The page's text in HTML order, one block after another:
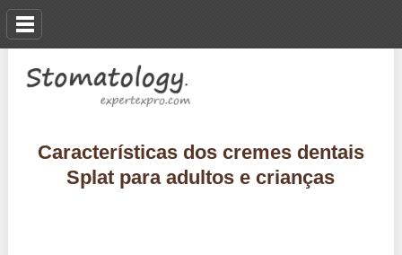
Características dos cremes dentais
Splat para adultos e crianças